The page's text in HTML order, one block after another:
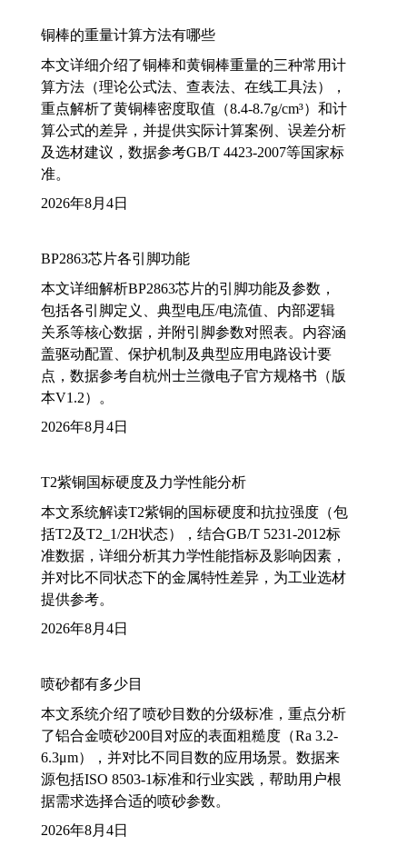
铜棒的重量计算方法有哪些
本文详细介绍了铜棒和黄铜棒重量的三种常用计
算方法（理论公式法、查表法、在线工具法），
重点解析了黄铜棒密度取值（8.4-8.7g/cm³）和计
算公式的差异，并提供实际计算案例、误差分析
及选材建议，数据参考GB/T 4423-2007等国家标
准。
2026年8月4日
BP2863芯片各引脚功能
本文详细解析BP2863芯片的引脚功能及参数，
包括各引脚定义、典型电压/电流值、内部逻辑
关系等核心数据，并附引脚参数对照表。内容涵
盖驱动配置、保护机制及典型应用电路设计要
点，数据参考自杭州士兰微电子官方规格书（版
本V1.2）。
2026年8月4日
T2紫铜国标硬度及力学性能分析
本文系统解读T2紫铜的国标硬度和抗拉强度（包
括T2及T2_1/2H状态），结合GB/T 5231-2012标
准数据，详细分析其力学性能指标及影响因素，
并对比不同状态下的金属特性差异，为工业选材
提供参考。
2026年8月4日
喷砂都有多少目
本文系统介绍了喷砂目数的分级标准，重点分析
了铝合金喷砂200目对应的表面粗糙度（Ra 3.2-
6.3μm），并对比不同目数的应用场景。数据来
源包括ISO 8503-1标准和行业实践，帮助用户根
据需求选择合适的喷砂参数。
2026年8月4日